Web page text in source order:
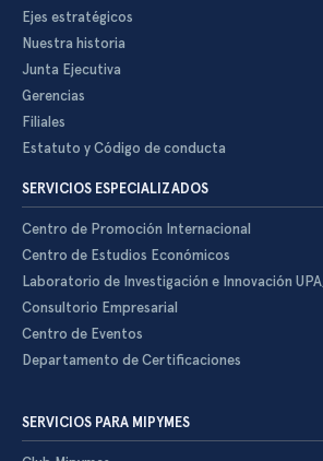
Ejes estratégicos
Nuestra historia
Junta Ejecutiva
Gerencias
Filiales
Estatuto y Código de conducta
SERVICIOS ESPECIALIZADOS
Centro de Promoción Internacional
Centro de Estudios Económicos
Laboratorio de Investigación e Innovación
Consultorio Empresarial
Centro de Eventos
Departamento de Certificaciones
SERVICIOS PARA MIPYMES